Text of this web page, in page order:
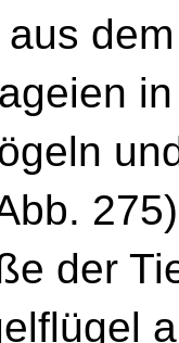
der